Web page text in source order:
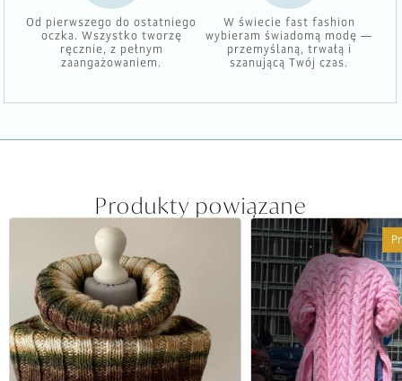
Od pierwszego do ostatniego
oczka. Wszystko tworzę
ręcznie, z pełnym
zaangażowaniem.
W świecie fast fashion
wybieram świadomą modę —
przemyślaną, trwałą i
szanującą Twój czas.
Produkty powiązane